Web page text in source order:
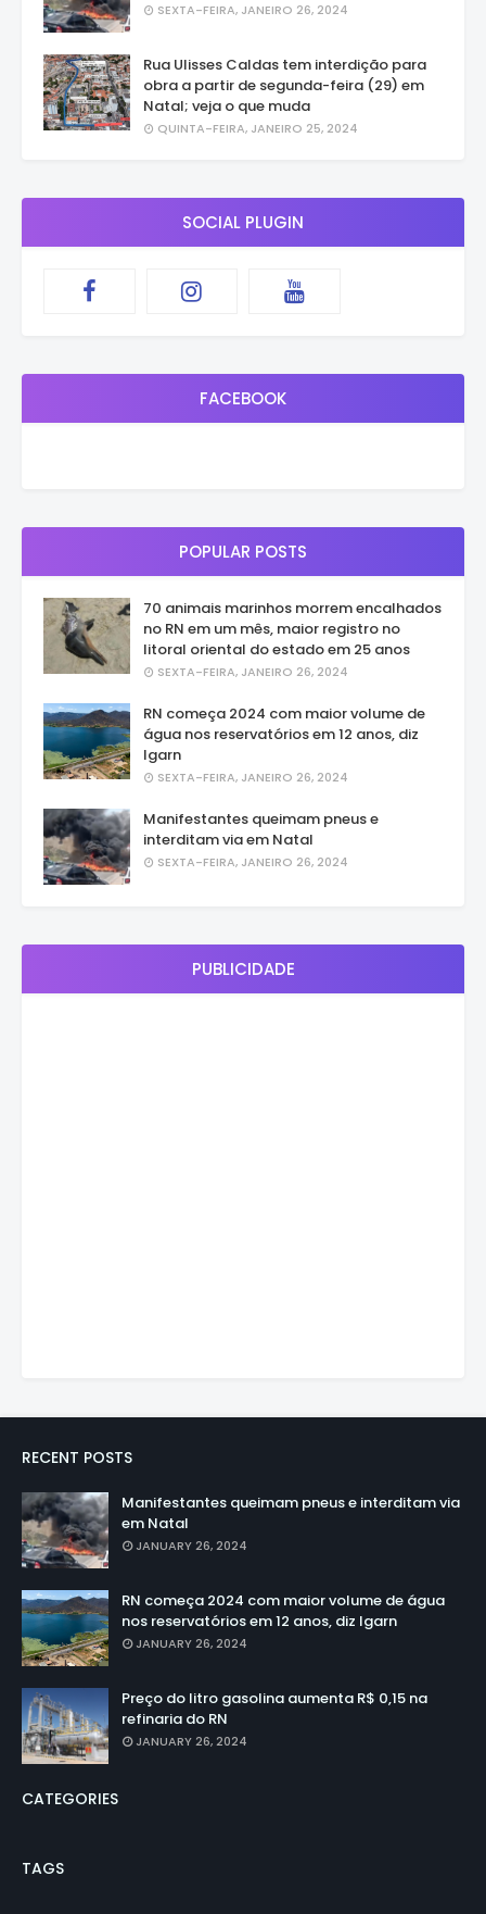
SEXTA-FEIRA, JANEIRO 26, 2024
Rua Ulisses Caldas tem interdição para
obra a partir de segunda-feira (29) em
Natal; veja o que muda
QUINTA-FEIRA, JANEIRO 25, 2024
SOCIAL PLUGIN
FACEBOOK
POPULAR POSTS
70 animais marinhos morrem encalhados
no RN em um mês, maior registro no
litoral oriental do estado em 25 anos
SEXTA-FEIRA, JANEIRO 26, 2024
RN começa 2024 com maior volume de
água nos reservatórios em 12 anos, diz
Igarn
SEXTA-FEIRA, JANEIRO 26, 2024
Manifestantes queimam pneus e
interditam via em Natal
SEXTA-FEIRA, JANEIRO 26, 2024
PUBLICIDADE
RECENT POSTS
Manifestantes queimam pneus e interditam via
em Natal
JANUARY 26, 2024
RN começa 2024 com maior volume de água
nos reservatórios em 12 anos, diz Igarn
JANUARY 26, 2024
Preço do litro gasolina aumenta R$ 0,15 na
refinaria do RN
JANUARY 26, 2024
CATEGORIES
TAGS